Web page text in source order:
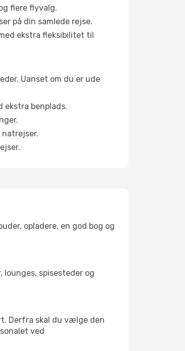
flere flyvalg.
på din samlede rejse.
ekstra fleksibilitet til
Uanset om du er ude
benplads.
opladere, en god bog og
spisesteder og
Derfra skal du vælge den
ved